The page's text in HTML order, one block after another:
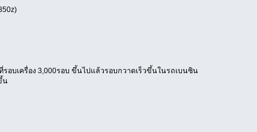
บเครื่อง 3,000รอบ ขึ้นไปแล้วรอบกวาดเร็วขึ้นในรถเบนซิน
น